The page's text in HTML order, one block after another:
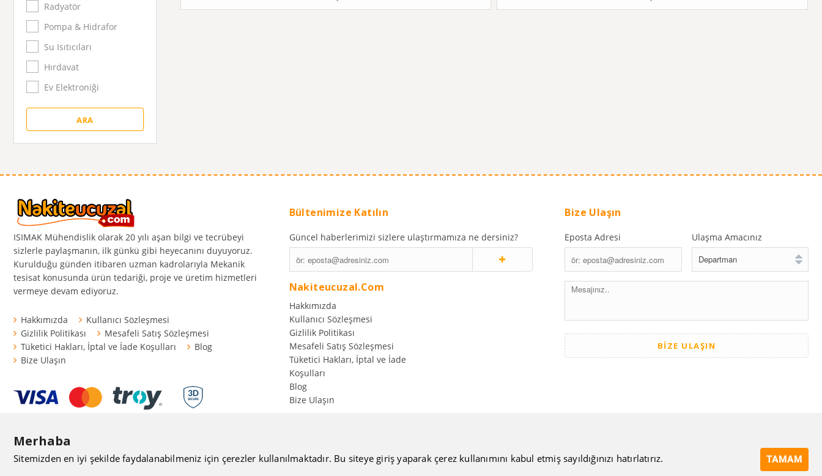
Radyatör
Pompa & Hidrafor
Su Isıtıcıları
Hırdavat
Ev Elektroniği
ISIMAK Mühendislik olarak 20 yılı aşan bilgi ve tecrübeyi
sizlerle paylaşmanın, ilk günkü gibi heyecanını duyuyoruz.
Kurulduğu günden itibaren uzman kadrolarıyla Mekanik
tesisat konusunda ürün tedariği, proje ve üretim hizmetleri
vermeye devam ediyoruz.
Hakkımızda
Kullanıcı Sözleşmesi
Gizlilik Politikası
Mesafeli Satış Sözleşmesi
Tüketici Hakları, İptal ve İade Koşulları
Blog
Bize Ulaşın
Bültenimize Katılın
Güncel haberlerimizi sizlere ulaştırmamıza ne dersiniz?
Nakiteucuzal.com
Hakkımızda
Kullanıcı Sözleşmesi
Gizlilik Politikası
Mesafeli Satış Sözleşmesi
Tüketici Hakları, İptal ve İade
Koşulları
Blog
Bize Ulaşın
Bize Ulaşın
Eposta Adresi Ulaşma Amacınız
Merhaba
Sitemizden en iyi şekilde faydalanabilmeniz için çerezler kullanılmaktadır. Bu siteye giriş yaparak çerez kullanımını kabul etmiş sayıldığınızı hatırlatırız. TAMAM